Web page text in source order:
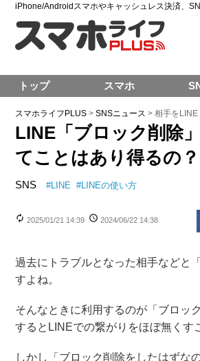
iPhone/Androidスマホやキャッシュレス決済、
スマホライフPLUS > SNSニュース > 相手をLINE
LINE「ブロック削除
てことはあり得るの？
SNS #LINE #LINEの使い方
2025/01/21 14:39 2024/06/22 14:38
過去にトラブルとなった相手などと「
すよね。
そんなときに利用するのが「ブロッ
するとLINEでの繋がりをほぼ無くす
しかし「ブロック削除をしたはずな
トップ スマホ